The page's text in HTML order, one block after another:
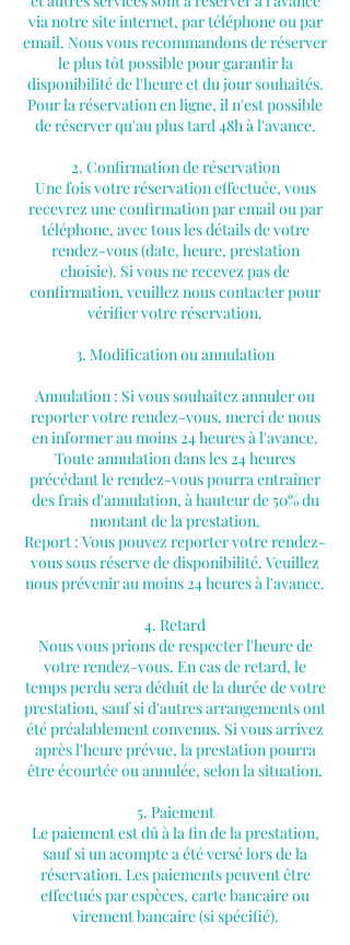
via notre site internet, par téléphone ou par
email. Nous vous recommandons de réserver
le plus tôt possible pour garantir la
disponibilité de l'heure et du jour souhaités.
Pour la réservation en ligne, il n'est possible
de réserver qu'au plus tard 48h à l'avance.
2. Confirmation de réservation
Une fois votre réservation effectuée, vous
recevrez une confirmation par email ou par
téléphone, avec tous les détails de votre
rendez-vous (date, heure, prestation
choisie). Si vous ne recevez pas de
confirmation, veuillez nous contacter pour
vérifier votre réservation.
3. Modification ou annulation
Annulation : Si vous souhaitez annuler ou
reporter votre rendez-vous, merci de nous
en informer au moins 24 heures à l'avance.
Toute annulation dans les 24 heures
précédant le rendez-vous pourra entraîner
des frais d'annulation, à hauteur de 50% du
montant de la prestation.
Report : Vous pouvez reporter votre rendez-
vous sous réserve de disponibilité. Veuillez
nous prévenir au moins 24 heures à l'avance.
4. Retard
Nous vous prions de respecter l'heure de
votre rendez-vous. En cas de retard, le
temps perdu sera déduit de la durée de votre
prestation, sauf si d'autres arrangements ont
été préalablement convenus. Si vous arrivez
après l'heure prévue, la prestation pourra
être écourtée ou annulée, selon la situation.
5. Paiement
Le paiement est dû à la fin de la prestation,
sauf si un acompte a été versé lors de la
réservation. Les paiements peuvent être
effectués par espèces, carte bancaire ou
virement bancaire (si spécifié).